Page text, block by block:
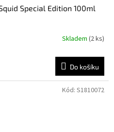
Special Edition 100ml
Skladem (2 ks)
Do košíku
Kód: S1810072